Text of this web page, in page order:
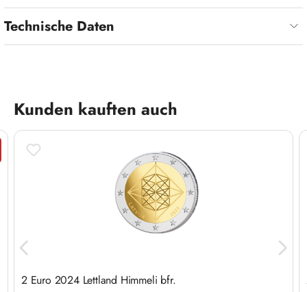
Technische Daten
Produktgalerie überspringen
Kunden kauften auch
2 Euro 2024 Lettland Himmeli bfr.